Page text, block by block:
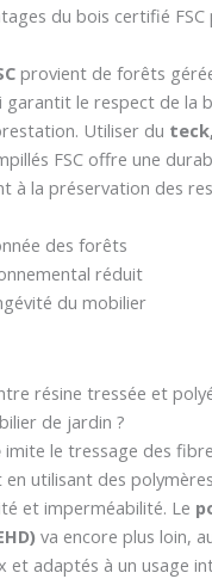
du bois certifié FSC
provient de forêts
garantit le respect de la
Utiliser du
FSC offre une
à la préservation des
des forêts
réduit
du mobilier
résine tressée et
de jardin ?
imite le tressage des
en utilisant des
et imperméabilité. Le
va encore plus loin,
et adaptés à un usage